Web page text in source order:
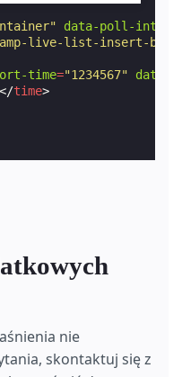
data-poll-
live-list-insert-
time="1234567"
data-
</time>
nie
skontaktuj się z